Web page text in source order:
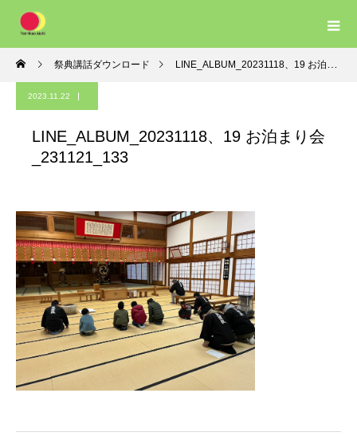
祭典講話ダウンロード LINE_ALBUM_20231118、19 お泊まり会_231121_133
2023.11.22
LINE_ALBUM_20231118、19 お泊まり会
_231121_133